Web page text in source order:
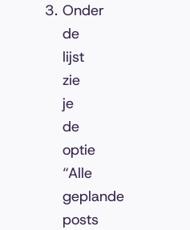
Onder
de
lijst
zie
je
de
optie
“Alle
geplande
posts